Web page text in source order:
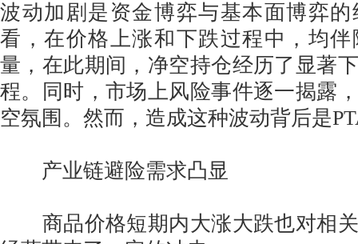
波动加剧是资金博弈与基本面博弈
看，在价格上涨和下跌过程中，均
量，在此期间，净空持仓经历了显著
程。同时，市场上风险事件逐一揭露
空氛围。然而，造成这种波动背后是
产业链避险需求凸显
商品价格短期内大涨大跌也对相关